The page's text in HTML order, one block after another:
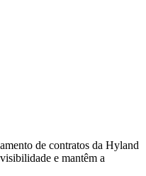
de contratos da Hyland
e mantêm a